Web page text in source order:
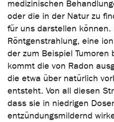
medizinischen
oder die in der Natur zu
für uns darstellen können.
Röntgenstrahlung, eine
der zum Beispiel Tumoren
kommt die von Radon
die etwa über natürlich
entsteht. Von all diesen
dass sie in niedrigen
entzündungsmildernd